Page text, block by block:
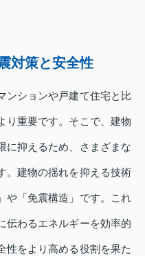
対策と安全性
ンションや戸建て住宅と比
り重要です。そこで、建物
に抑えるため、さまざまな
。建物の揺れを抑える技術
や「免震構造」です。これ
伝わるエネルギーを効率的
性をより高める役割を果た